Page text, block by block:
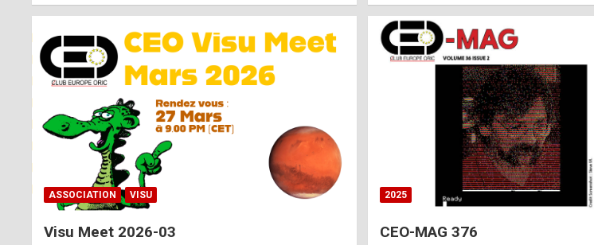
ASSOCIATION VISU
Visu Meet 2026-03
2025
CEO-MAG 376